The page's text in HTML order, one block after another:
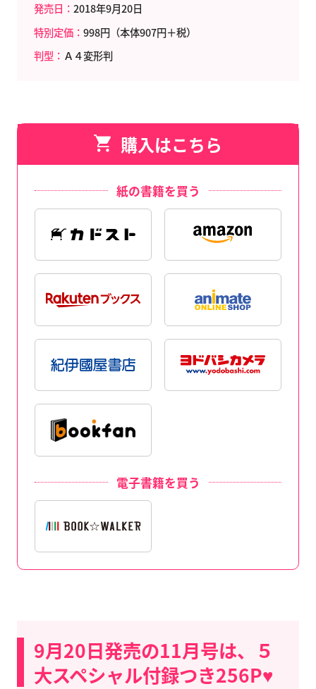
発売日： 2018年9月20日
特別定価： 998円（本体907円＋税）
判型： Ａ４変形判
購入はこちら
紙の書籍を買う
電子書籍を買う
9月20日発売の11月号は、５
大スペシャル付録つき256P♥